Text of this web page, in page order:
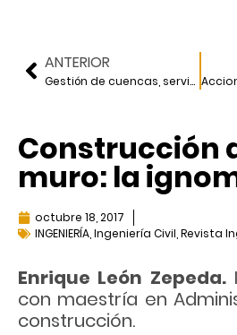
ANTERIOR
Gestión de cuencas, servicios ecosistémicos y planeación
Construcción
muro: la
octubre 18, 2017
INGENIERÍA Ingeniería Civil Revista
Enrique León Zepeda.
con maestría en
construcción.